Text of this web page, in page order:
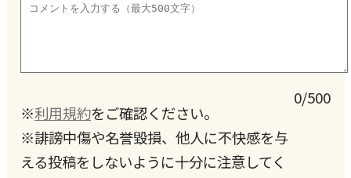
※利用規約をご確認ください。
※誹謗中傷や名誉毀損、他人に不快感を与
える投稿をしないように十分に注意してく
0/500